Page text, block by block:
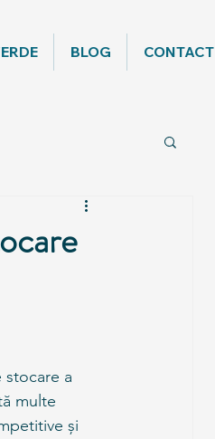
BLOG CONTACT
stocare a
multe
și